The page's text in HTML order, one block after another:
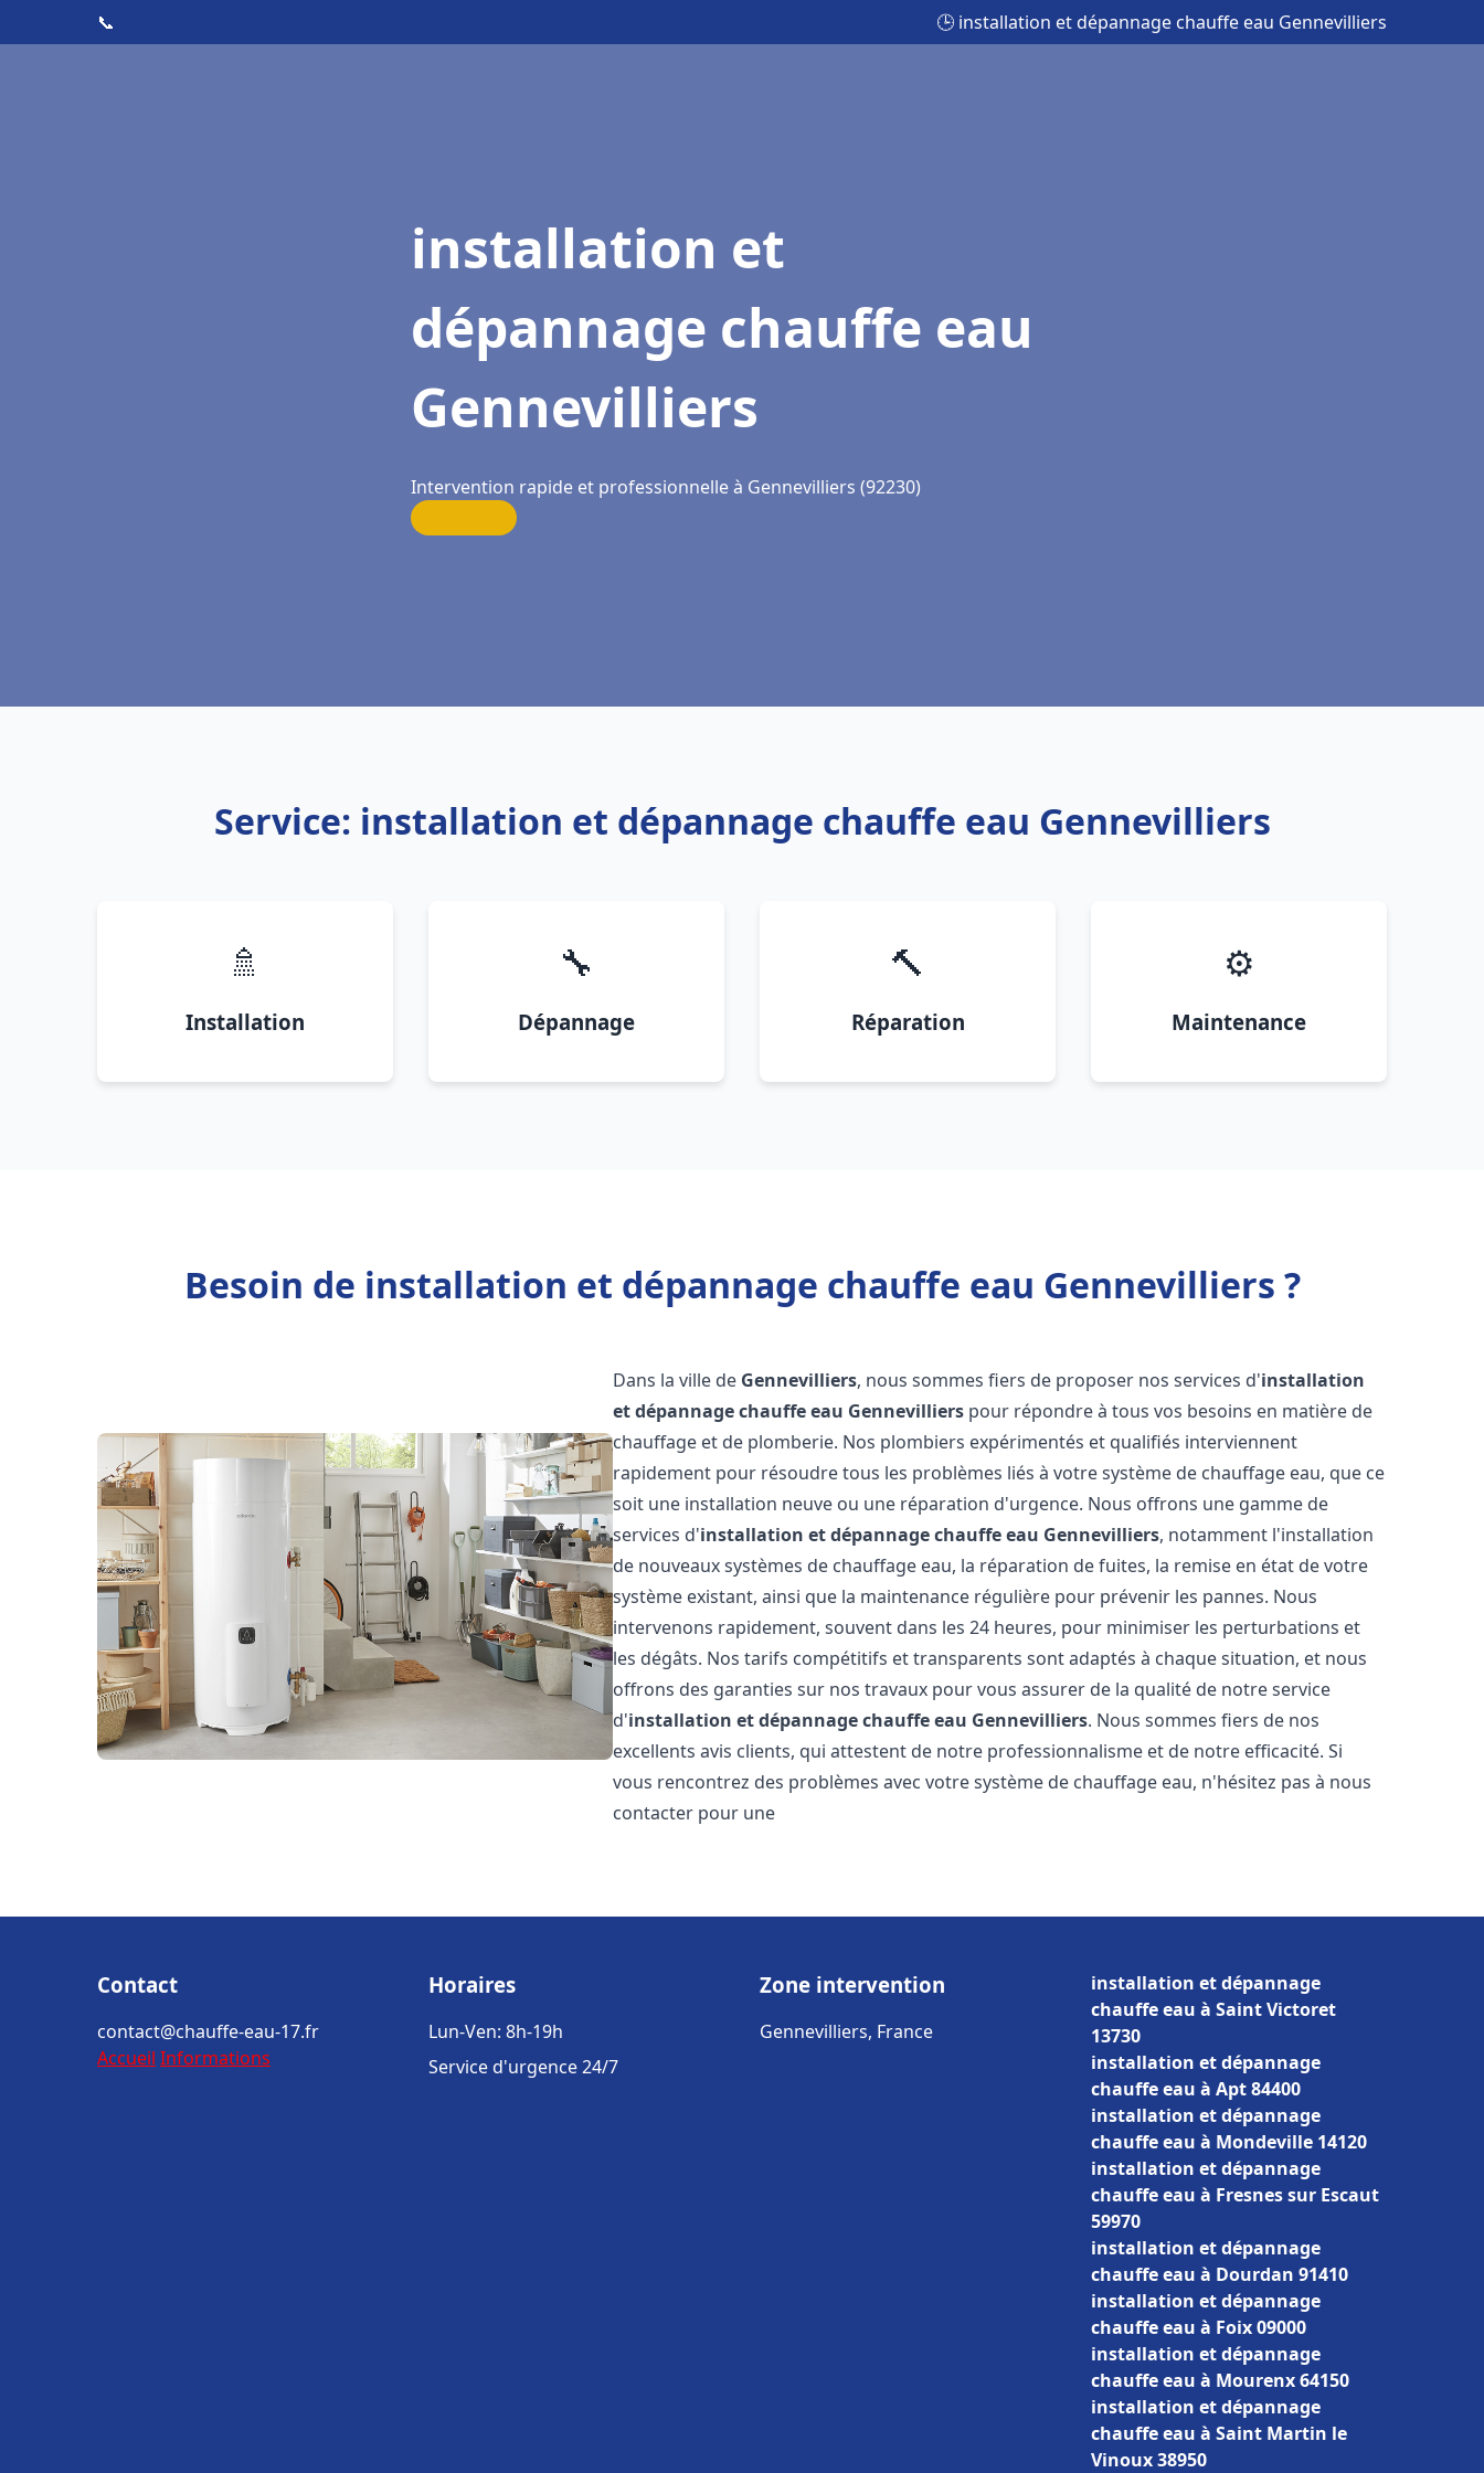
📞 🕒 installation et dépannage chauffe eau Gennevilliers
installation et
dépannage chauffe eau
Gennevilliers
Intervention rapide et professionnelle à Gennevilliers (92230)
Service: installation et dépannage chauffe eau Gennevilliers
🚿
Installation
🔧
Dépannage
🔨
Réparation
⚙️
Maintenance
Besoin de installation et dépannage chauffe eau Gennevilliers ?
Dans la ville de Gennevilliers, nous sommes fiers de proposer nos services d'installation
et dépannage chauffe eau Gennevilliers pour répondre à tous vos besoins en matière de
chauffage et de plomberie. Nos plombiers expérimentés et qualifiés interviennent
rapidement pour résoudre tous les problèmes liés à votre système de chauffage eau, que ce
soit une installation neuve ou une réparation d'urgence. Nous offrons une gamme de
services d'installation et dépannage chauffe eau Gennevilliers, notamment l'installation
de nouveaux systèmes de chauffage eau, la réparation de fuites, la remise en état de votre
système existant, ainsi que la maintenance régulière pour prévenir les pannes. Nous
intervenons rapidement, souvent dans les 24 heures, pour minimiser les perturbations et
les dégâts. Nos tarifs compétitifs et transparents sont adaptés à chaque situation, et nous
offrons des garanties sur nos travaux pour vous assurer de la qualité de notre service
d'installation et dépannage chauffe eau Gennevilliers. Nous sommes fiers de nos
excellents avis clients, qui attestent de notre professionnalisme et de notre efficacité. Si
vous rencontrez des problèmes avec votre système de chauffage eau, n'hésitez pas à nous
contacter pour une
Contact
contact@chauffe-eau-17.fr
Accueil Informations
Horaires
Lun-Ven: 8h-19h
Service d'urgence 24/7
Zone intervention
Gennevilliers, France
installation et dépannage
chauffe eau à Saint Victoret
13730
installation et dépannage
chauffe eau à Apt 84400
installation et dépannage
chauffe eau à Mondeville 14120
installation et dépannage
chauffe eau à Fresnes sur Escaut
59970
installation et dépannage
chauffe eau à Dourdan 91410
installation et dépannage
chauffe eau à Foix 09000
installation et dépannage
chauffe eau à Mourenx 64150
installation et dépannage
chauffe eau à Saint Martin le
Vinoux 38950